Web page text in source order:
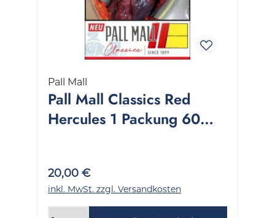
Pall Mall
Pall Mall Classics Red
Hercules 1 Packung 60
20,00 €
inkl. MwSt. zzgl. Versandkosten